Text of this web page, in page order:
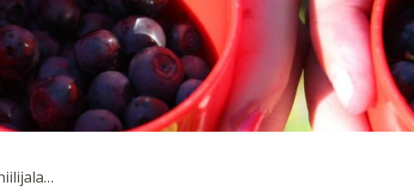
Tapio-konsernin hiilijalanjälki laskettiin: vastaa noin 140 suomalaisen vuosittaisia hiilipäästöjä